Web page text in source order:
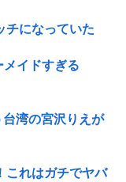
チになっていた
イドすぎる
台湾の宮沢りえが
これはガチでヤバ